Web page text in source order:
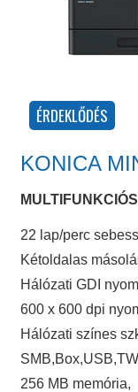
KONICA
22 lap/perc
Kétoldalas
Hálózati GDI
600 x 600 dpi
Hálózati színes
256 MB memória,